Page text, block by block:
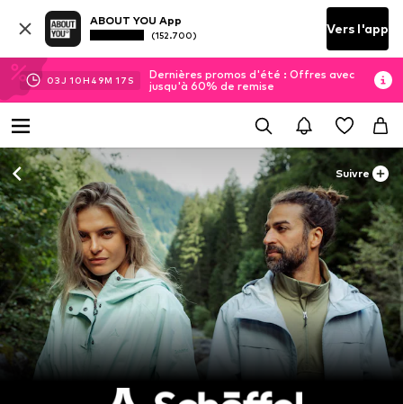
ABOUT YOU App
(152.700) Vers l'app
03J 10H 49M 16 S
Dernières promos d'été : Offres avec
jusqu'à 60% de remise
Suivre